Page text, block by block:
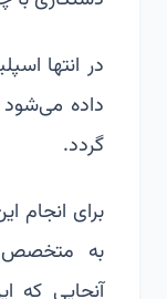
در انتها
داده می‌شود
گردد.
برای انجام
به متخصص
آنجایی که